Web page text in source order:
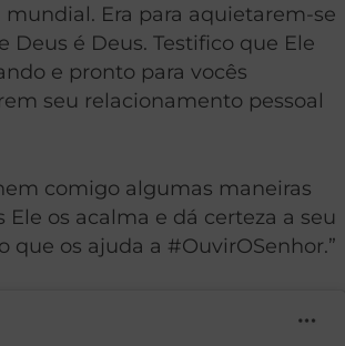
mundial. Era para aquietarem-se
Deus é Deus. Testifico que Ele
e pronto para vocês
seu relacionamento pessoal
comigo algumas maneiras
Ele os acalma e dá certeza a seu
que os ajuda a #OuvirOSenhor.”